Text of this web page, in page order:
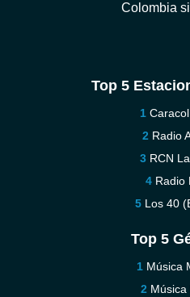
Colombia
Top 5
Radio
RCN
Radio
Los 40
Top 5
Música
Música